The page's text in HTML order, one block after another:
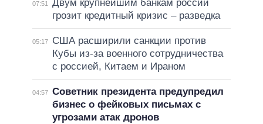
07:51
Двум крупнейшим банкам россии
грозит кредитный кризис – разведка
05:17
США расширили санкции против
Кубы из-за военного сотрудничества
с россией, Китаем и Ираном
04:57 Советник президента предупредил
бизнес о фейковых письмах с
угрозами атак дронов